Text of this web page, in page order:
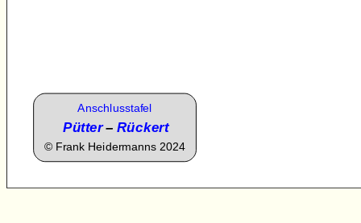
Anschlusstafel
Pütter– Rückert
© Frank Heidermanns 2024